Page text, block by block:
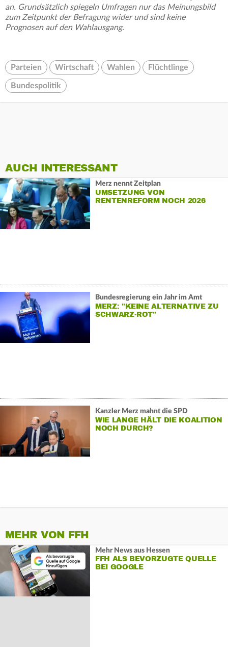
an. Grundsätzlich spiegeln Umfragen nur das Meinungsbild
zum Zeitpunkt der Befragung wider und sind keine
Prognosen auf den Wahlausgang.
Parteien Wirtschaft Wahlen Flüchtlinge
Bundespolitik
AUCH INTERESSANT
Merz nennt Zeitplan
UMSETZUNG VON
RENTENREFORM NOCH 2026
Bundesregierung ein Jahr im Amt
MERZ: "KEINE ALTERNATIVE ZU
SCHWARZ-ROT"
Kanzler Merz mahnt die SPD
WIE LANGE HÄLT DIE KOALITION
NOCH DURCH?
MEHR VON FFH
Mehr News aus Hessen
FFH ALS BEVORZUGTE QUELLE
BEI GOOGLE